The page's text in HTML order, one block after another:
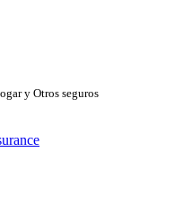
y Otros seguros